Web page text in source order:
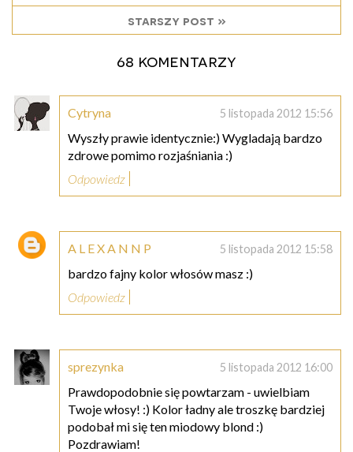
starszy post »
68 komentarzy
Cytryna 5 listopada 2012 15:56
Wyszły prawie identycznie:) Wygladają bardzo
zdrowe pomimo rozjaśniania :)
Odpowiedz
A L E X A N N P 5 listopada 2012 15:58
bardzo fajny kolor włosów masz :)
Odpowiedz
sprezynka 5 listopada 2012 16:00
Prawdopodobnie się powtarzam - uwielbiam
Twoje włosy! :) Kolor ładny ale troszkę bardziej
podobał mi się ten miodowy blond :)
Pozdrawiam!